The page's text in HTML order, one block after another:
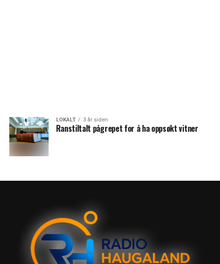
LOKALT 3 år siden
Ranstiltalt pågrepet for å ha oppsøkt vitner